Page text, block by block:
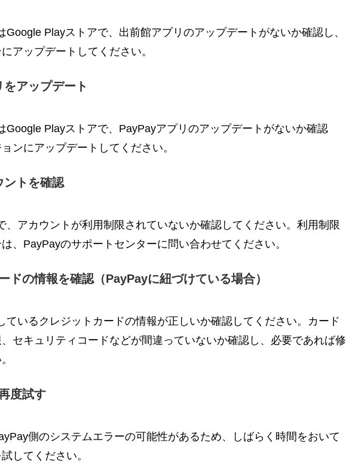
Google Playストアで、出前館アプリのアップデートがないか確認し、
アップデートしてください。
アップデート
Google Playストアで、PayPayアプリのアップデートがないか確認
ンにアップデートしてください。
ントを確認
、アカウントが利用制限されていないか確認してください。利用制限
、PayPayのサポートセンターに問い合わせてください。
ドの情報を確認（PayPayに紐づけている場合）
ているクレジットカードの情報が正しいか確認してください。カード
セキュリティコードなどが間違っていないか確認し、必要であれば修
度試す
側のシステムエラーの可能性があるため、しばらく時間をおいて
してください。